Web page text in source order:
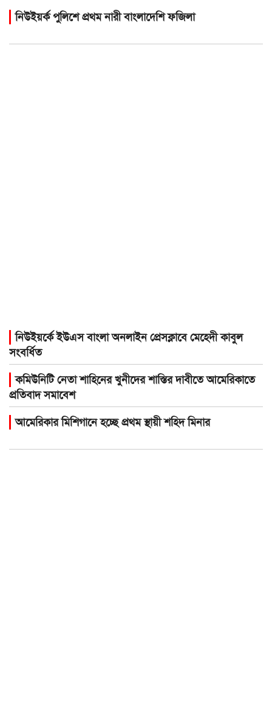
নিউইয়র্ক পুলিশে প্রথম নারী বাংলাদেশি ফজিলা
নিউইয়র্কে ইউএস বাংলা অনলাইন প্রেসক্লাবে মেহেদী কাবুল
সংবর্ধিত
কমিউনিটি নেতা শাহিনের খুনীদের শাস্তির দাবীতে আমেরিকাতে
প্রতিবাদ সমাবেশ
আমেরিকার মিশিগানে হচ্ছে প্রথম স্থায়ী শহিদ মিনার